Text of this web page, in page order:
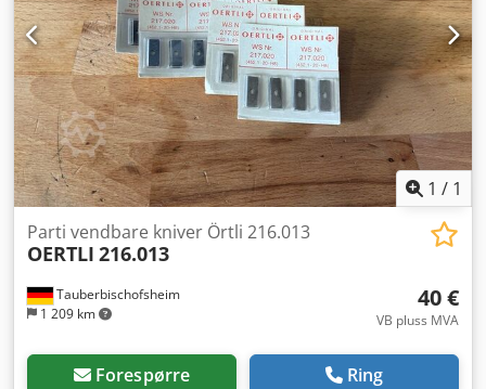
1 / 1
Tauberbischofsheim
1 209 km
Parti vendbare kniver Örtli 216.013
OERTLI 216.013
40 €
VB pluss MVA
Forespørre Ring